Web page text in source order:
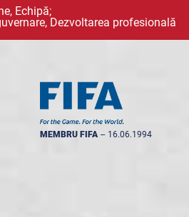
Echipă;
Dezvoltarea profesională
MEMBRU FIFA -- 16.06.1994